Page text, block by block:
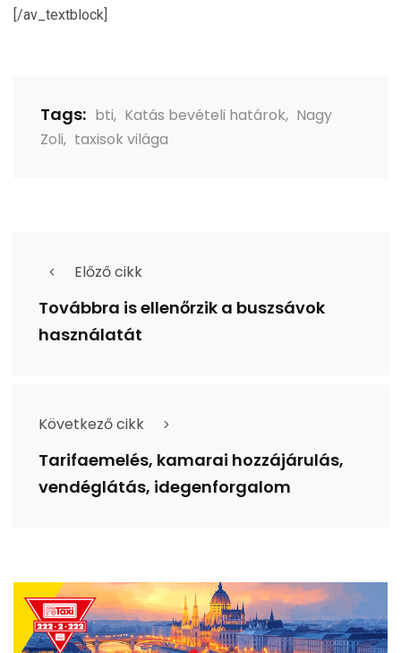
[/av_textblock]
Tags: bti, Katás bevételi határok, Nagy
Zoli, taxisok világa
Előző cikk
Továbbra is ellenőrzik a buszsávok
használatát
Következő cikk
Tarifaemelés, kamarai hozzájárulás,
vendéglátás, idegenforgalom